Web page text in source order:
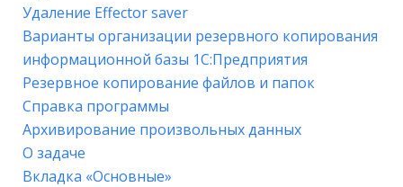
Удаление Effector saver
Варианты организации резервного копирования
информационной базы 1С:Предприятия
Резервное копирование файлов и папок
Справка программы
Архивирование произвольных данных
О задаче
Вкладка «Основные»